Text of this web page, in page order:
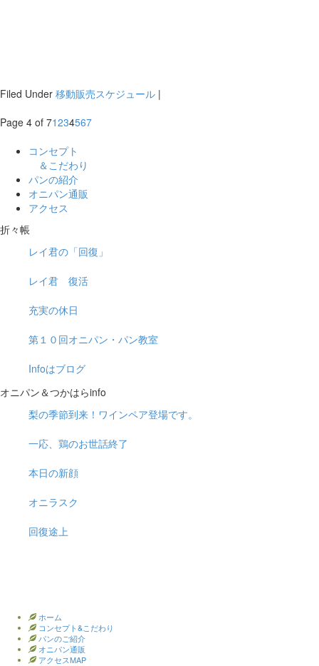
Filed Under 移動販売スケジュール |
Page 4 of 71234567
コンセプト
＆こだわり
パンの紹介
オニパン通販
アクセス
折々帳
レイ君の「回復」
レイ君 復活
充実の休日
第１０回オニパン・パン教室
Infoはブログ
オニパン＆つかはらinfo
梨の季節到来！ワインペア登場です。
一応、鶏のお世話終了
本日の新顔
オニラスク
回復途上
ホーム
コンセプト&こだわり
パンのご紹介
オニパン通販
アクセスMAP